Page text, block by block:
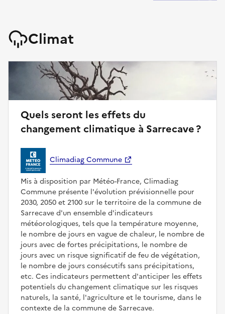
Climat
Quels seront les effets du
changement climatique à Sarrecave ?
Climadiag Commune
Mis à disposition par Météo-France, Climadiag
Commune présente l'évolution prévisionnelle pour
2030, 2050 et 2100 sur le territoire de la commune de
Sarrecave d'un ensemble d'indicateurs
météorologiques, tels que la température moyenne,
le nombre de jours en vague de chaleur, le nombre de
jours avec de fortes précipitations, le nombre de
jours avec un risque significatif de feu de végétation,
le nombre de jours consécutifs sans précipitations,
etc. Ces indicateurs permettent d'anticiper les effets
potentiels du changement climatique sur les risques
naturels, la santé, l'agriculture et le tourisme, dans le
contexte de la commune de Sarrecave.